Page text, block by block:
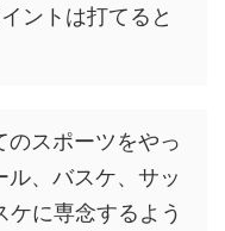
ントは打てると
スポーツをやっ
、バスケ、サッ
ケに専念するよう